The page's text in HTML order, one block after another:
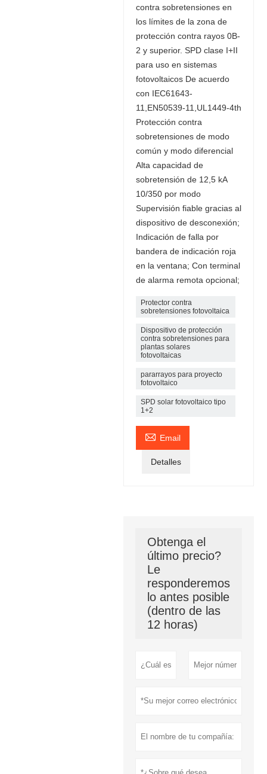
contra sobretensiones en
los límites de la zona de
protección contra rayos 0B-
2 y superior. SPD clase I+II
para uso en sistemas
fotovoltaicos De acuerdo
con IEC61643-
11,EN50539-11,UL1449-4th
Protección contra
sobretensiones de modo
común y modo diferencial
Alta capacidad de
sobretensión de 12,5 kA
10/350 por modo
Supervisión fiable gracias al
dispositivo de desconexión;
Indicación de falla por
bandera de indicación roja
en la ventana; Con terminal
de alarma remota opcional;
Protector contra
sobretensiones fotovoltaica
Dispositivo de protección
contra sobretensiones para
plantas solares
fotovoltaicas
pararrayos para proyecto
fotovoltaico
SPD solar fotovoltaico tipo
1+2
 Email
Detalles
Obtenga el
último precio?
Le
responderemos
lo antes posible
(dentro de las
12 horas)